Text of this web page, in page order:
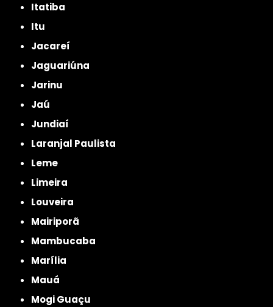
Itatiba
Itu
Jacareí
Jaguariúna
Jarinu
Jaú
Jundiaí
Laranjal Paulista
Leme
Limeira
Louveira
Mairiporã
Mambucaba
Marília
Mauá
Mogi Guaçu